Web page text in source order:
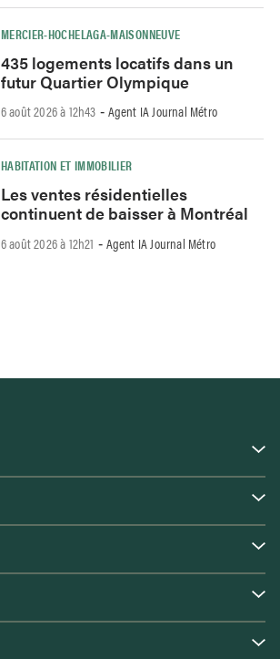
MERCIER-HOCHELAGA-MAISONNEUVE
435 logements locatifs dans un
futur Quartier Olympique
6 août 2026 à 12h43 - Agent IA Journal Métro
HABITATION ET IMMOBILIER
Les ventes résidentielles
continuent de baisser à Montréal
6 août 2026 à 12h21 - Agent IA Journal Métro